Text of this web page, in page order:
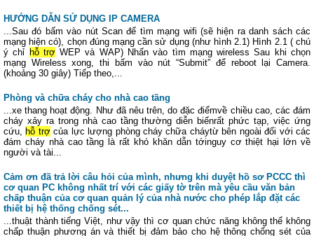
HƯỚNG DẪN SỬ DỤNG IP CAMERA
...Sau đó bấm vào nút Scan để tìm mạng wifi (sẽ hiện ra danh sách các
mạng hiện có), chọn đúng mạng cần sử dụng (như hình 2.1) Hình 2.1 ( chú
ý chỉ hỗ trợWEP và WAP) Nhấn vào tìm mạng wireless Sau khi chọn
mạng Wireless xong, thi bấm vào nút “Submit” để reboot lại Camera.
(khoảng 30 giây) Tiếp theo,...
Phòng và chữa cháy cho nhà cao tầng
...xe thang hoạt động. Như đã nêu trên, do đặc điểmvề chiều cao, các đám
cháy xảy ra trong nhà cao tầng thường diễn biếnrất phức tạp, việc ứng
cứu, hỗ trợcủa lực lượng phòng cháy chữa cháytừ bên ngoài đối với các
đám cháy nhà cao tầng là rất khó khăn dẫn tớinguy cơ thiệt hại lớn về
người và tài...
Cảm ơn đã trả lời câu hỏi của mình, nhưng khi duyệt hồ sơ PCCC thì
cơ quan PC không nhất trí với các giấy tờ trên mà yêu cầu văn bản
chấp thuận của cơ quan quản lý của nhà nước cho phép lắp đặt các
thiết bị hệ thống chống sét...
...thuật thành tiếng Việt, như vậy thì cơ quan chức năng không thể không
chấp thuận phương án và thiết bị đảm bảo cho hệ thông chống sét của